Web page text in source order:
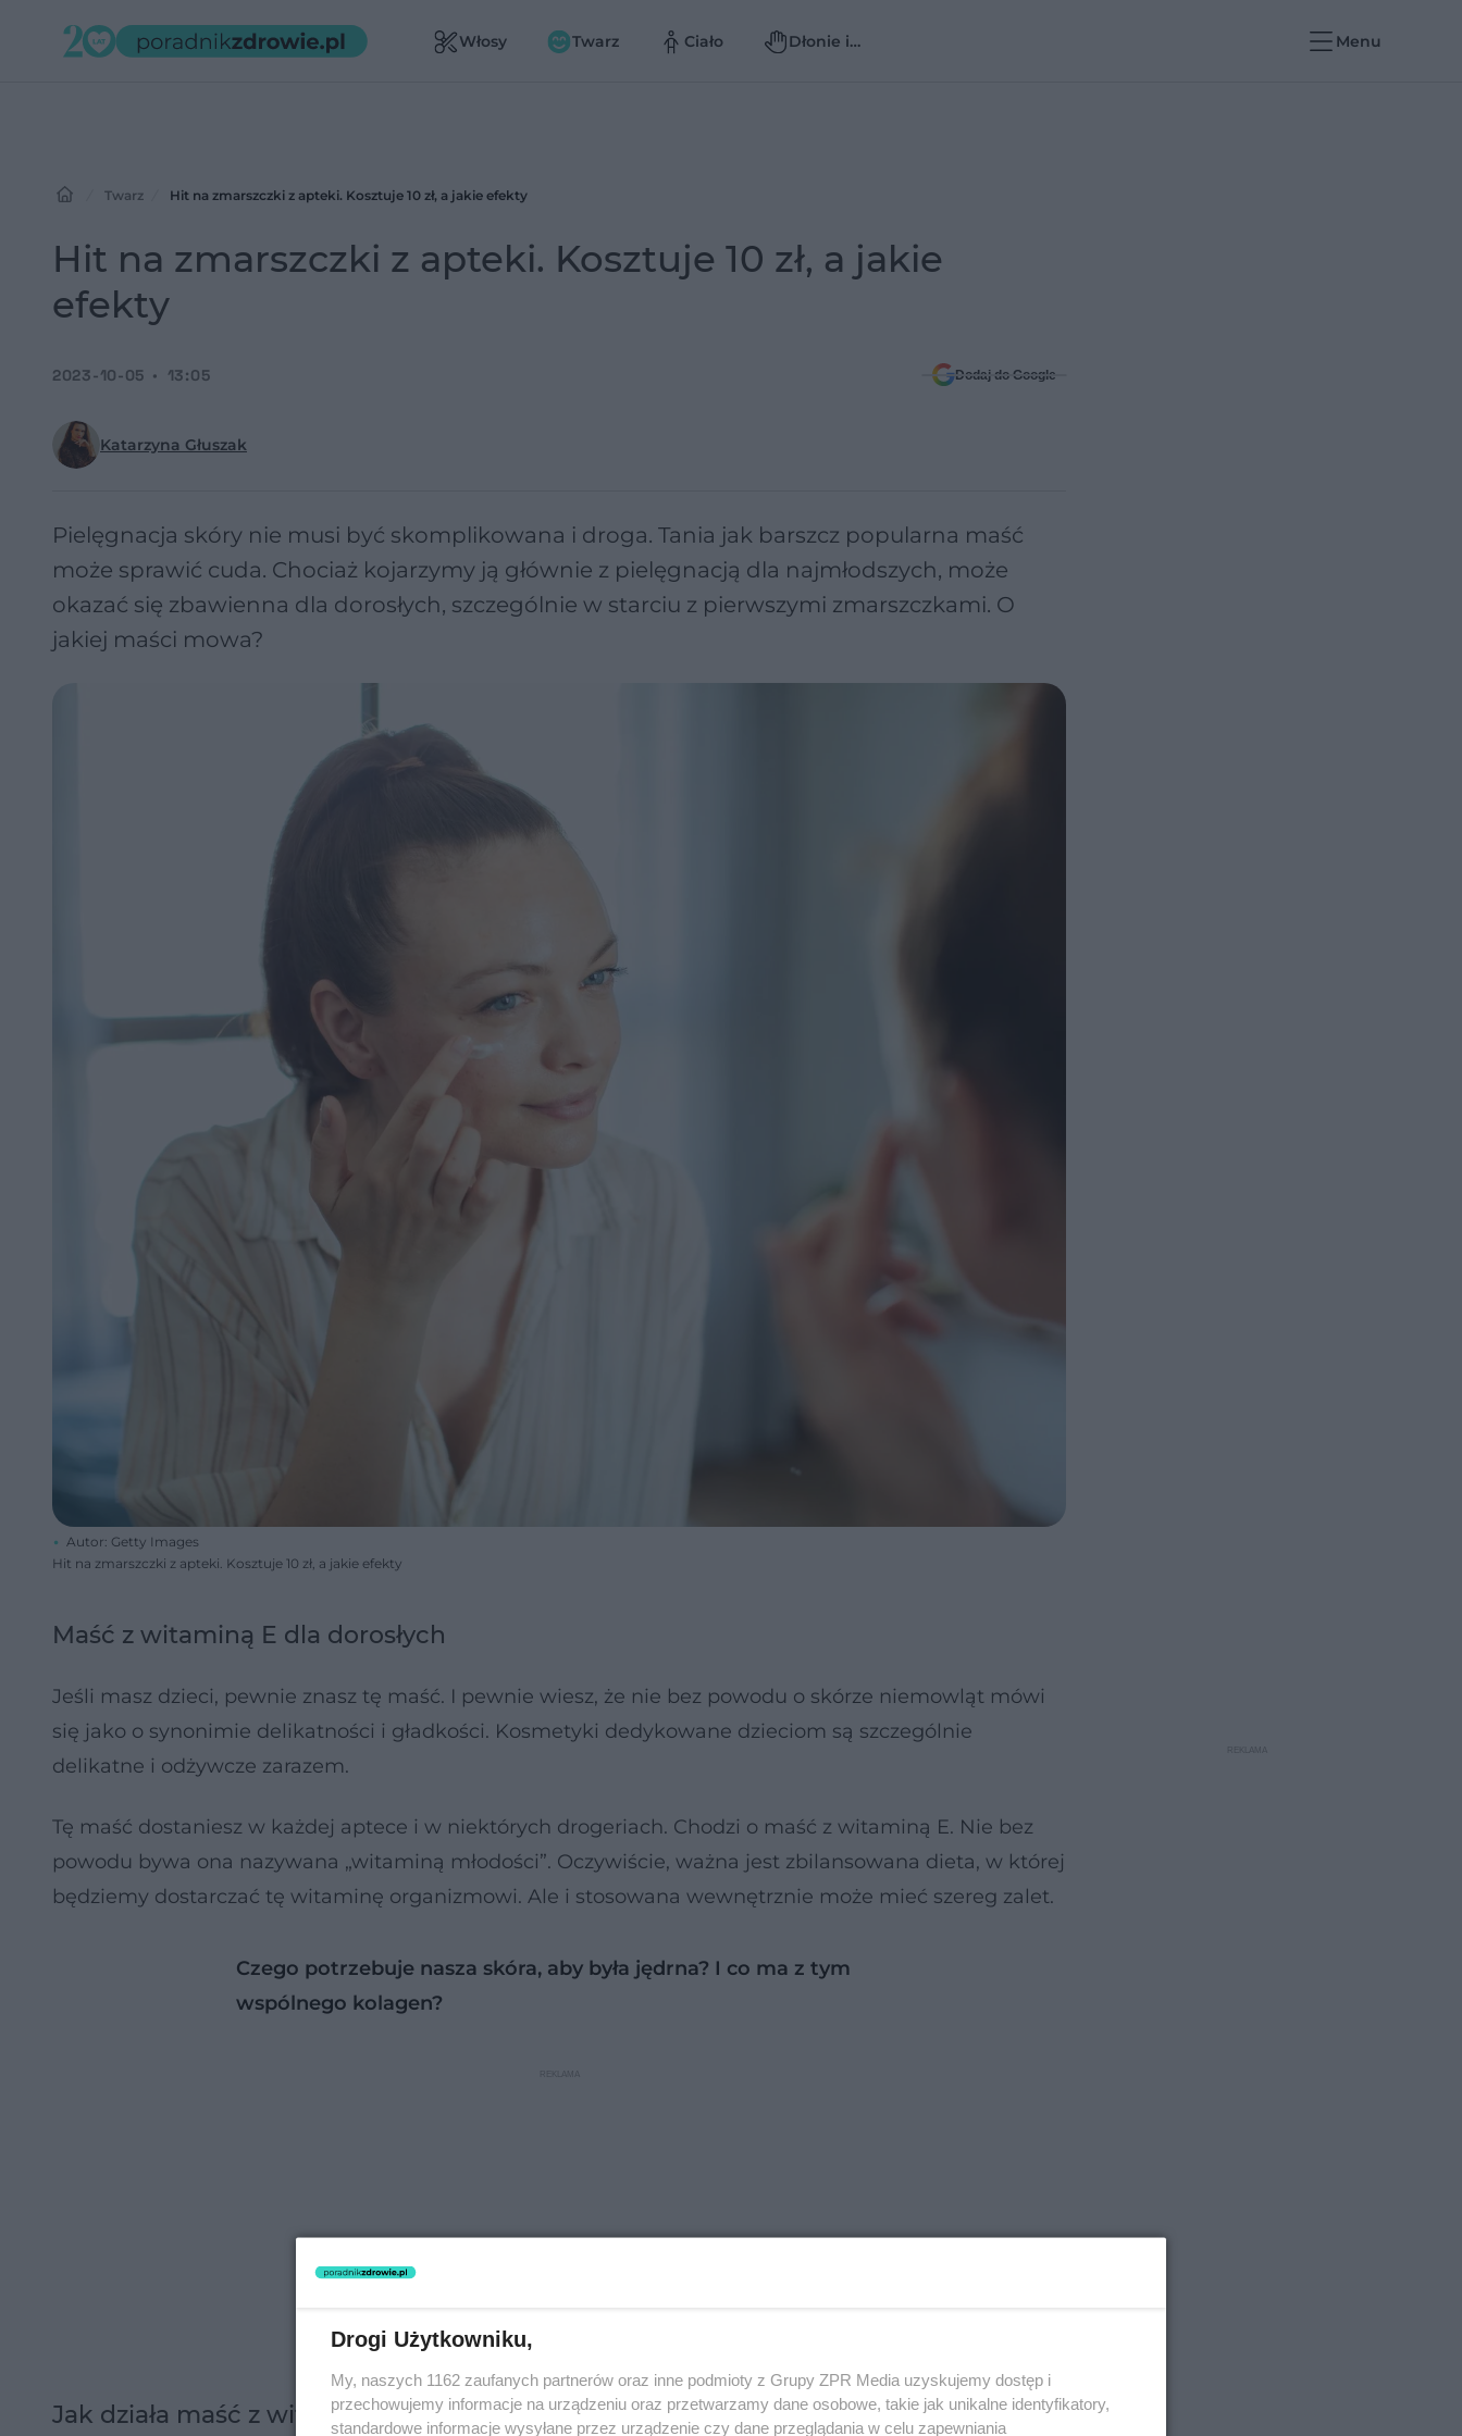
Włosy Twarz Ciało
Dłonie i
Menu
Twarz Hit na zmarszczki z apteki. Kosztuje 10 zł, a jakie efekty
Hit na zmarszczki z apteki. Kosztuje 10 zł, a jakie
efekty
Katarzyna Głuszak
2023-10-05 13:05 Dodaj do Google
Pielęgnacja skóry nie musi być skomplikowana i droga. Tania jak barszcz popularna maść
może sprawić cuda. Chociaż kojarzymy ją głównie z pielęgnacją dla najmłodszych, może
okazać się zbawienna dla dorosłych, szczególnie w starciu z pierwszymi zmarszczkami. O
jakiej maści mowa?
Autor: Getty Images
Hit na zmarszczki z apteki. Kosztuje 10 zł, a jakie efekty
Maść z witaminą E dla dorosłych
Jeśli masz dzieci, pewnie znasz tę maść. I pewnie wiesz, że nie bez powodu o skórze niemowląt mówi
się jako o synonimie delikatności i gładkości. Kosmetyki dedykowane dzieciom są szczególnie
delikatne i odżywcze zarazem.
Tę maść dostaniesz w każdej aptece i w niektórych drogeriach. Chodzi o maść z witaminą E. Nie bez
powodu bywa ona nazywana „witaminą młodości”. Oczywiście, ważna jest zbilansowana dieta, w której
będziemy dostarczać tę witaminę organizmowi. Ale i stosowana wewnętrznie może mieć szereg zalet.
Czego potrzebuje nasza skóra, aby była jędrna? I co ma z tym
wspólnego kolagen?
Jak działa maść z witaminą E na skórę?
Drogi Użytkowniku,
My, naszych 1162 zaufanych partnerów oraz inne podmioty z Grupy ZPR Media uzyskujemy dostęp i
przechowujemy informacje na urządzeniu oraz przetwarzamy dane osobowe, takie jak unikalne identyfikatory,
standardowe informacje wysyłane przez urządzenie czy dane przeglądania w celu zapewniania